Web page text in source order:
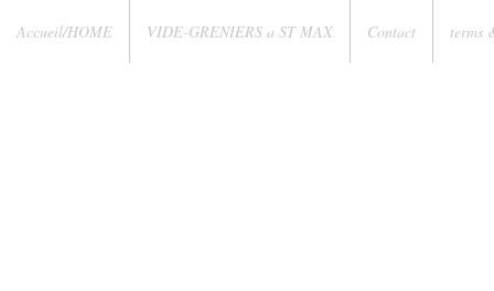
Accueil/HOME VIDE-GRENIERS a ST MAX Contact terms